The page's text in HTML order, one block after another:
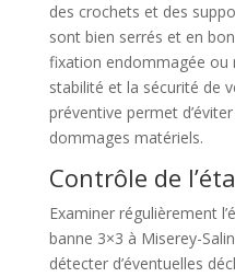
des crochets et des
sont bien serrés et en
fixation endommagée ou
stabilité et la sécurité de
préventive permet
dommages matériels.
Contrôle de
Examiner régulièrement
banne 3×3 à Miserey-
détecter d’éventuelles